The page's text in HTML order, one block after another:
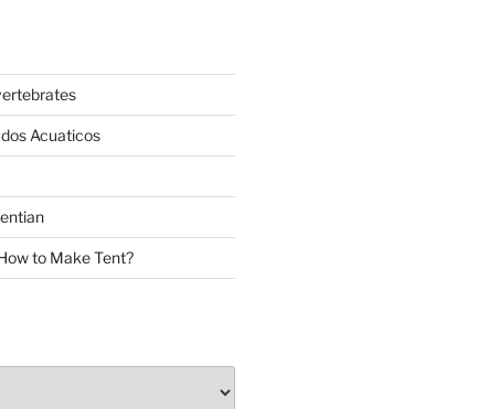
Acuaticos
to Make Tent?